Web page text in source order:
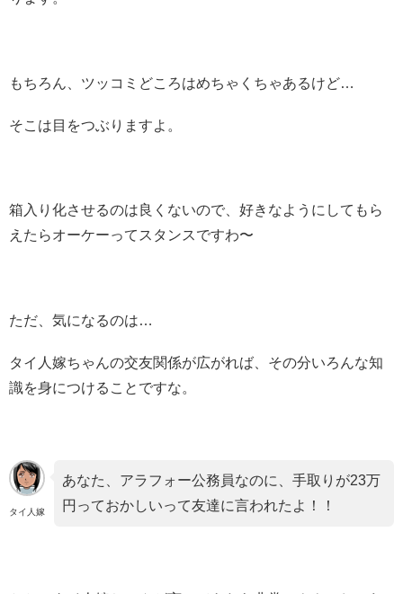
もちろん、ツッコミどころはめちゃくちゃあるけど…
そこは目をつぶりますよ。
箱入り化させるのは良くないので、好きなようにしてもら
えたらオーケーってスタンスですわ〜
ただ、気になるのは…
タイ人嫁ちゃんの交友関係が広がれば、その分いろんな知
識を身につけることですな。
タイ人嫁
あなた、アラフォー公務員なのに、手取りが23万
円っておかしいって友達に言われたよ！！